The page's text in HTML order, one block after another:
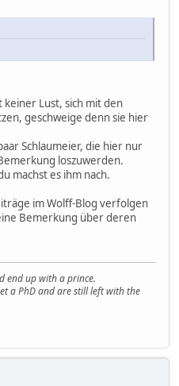
Lust, sich mit den
geschweige denn sie hier
Schlaumeier, die hier nur
loszuwerden.
machst es ihm nach.
im Wolff-Blog verfolgen
Bemerkung über deren
end up with a prince.
a PhD and are still left with the